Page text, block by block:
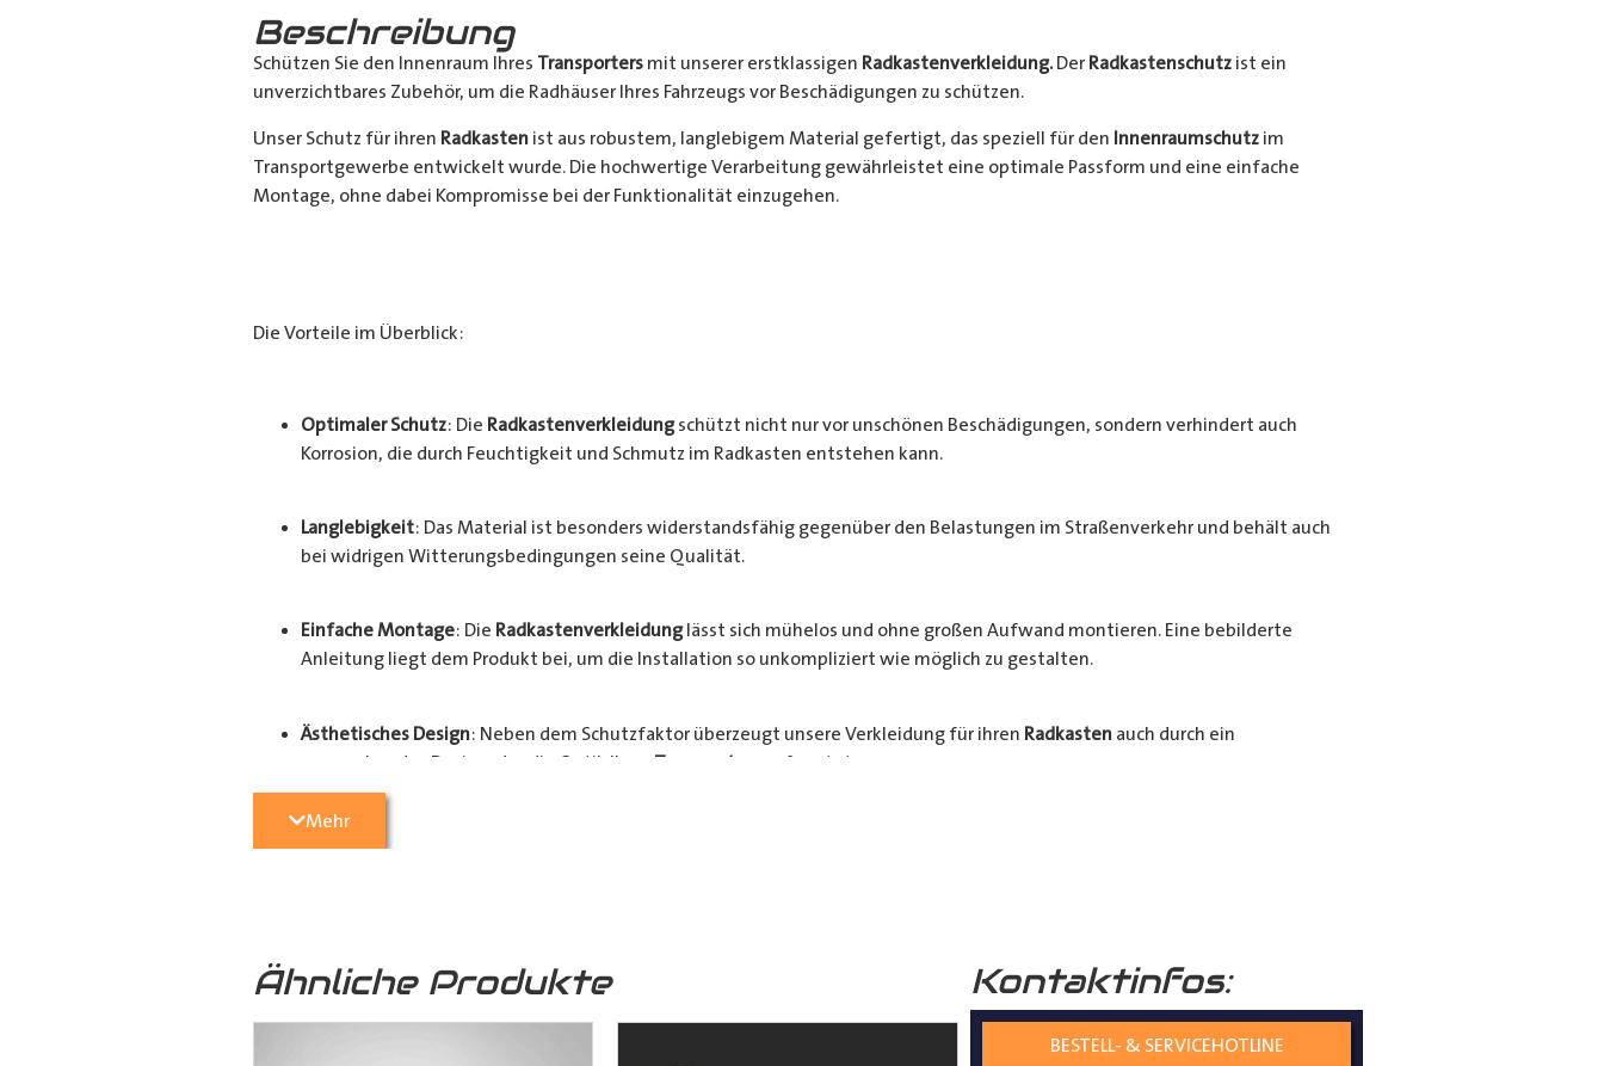
Beschreibung
Schützen Sie den Innenraum Ihres Transportersmit unserer erstklassigen Radkastenverkleidung.Der Radkastenschutzist ein
unverzichtbares Zubehör, um die Radhäuser Ihres Fahrzeugs vor Beschädigungen zu schützen.
Unser Schutz für ihren Radkastenist aus robustem, langlebigem Material gefertigt, das speziell für den Innenraumschutzim
Transportgewerbe entwickelt wurde. Die hochwertige Verarbeitung gewährleistet eine optimale Passform und eine einfache
Montage, ohne dabei Kompromisse bei der Funktionalität einzugehen.
Die Vorteile im Überblick:
Optimaler Schutz: Die Radkastenverkleidungschützt nicht nur vor unschönen Beschädigungen, sondern verhindert auch
Korrosion, die durch Feuchtigkeit und Schmutz im Radkasten entstehen kann.
Langlebigkeit: Das Material ist besonders widerstandsfähig gegenüber den Belastungen im Straßenverkehr und behält auch
bei widrigen Witterungsbedingungen seine Qualität.
Einfache Montage: Die Radkastenverkleidunglässt sich mühelos und ohne großen Aufwand montieren. Eine bebilderte
Anleitung liegt dem Produkt bei, um die Installation so unkompliziert wie möglich zu gestalten.
Ästhetisches Design: Neben dem Schutzfaktor überzeugt unsere Verkleidung für ihren Radkastenauch durch ein
ansprechendes Design, das die Optik Ihres Transporters aufwertet.
Mehr
Ähnliche Produkte Kontaktinfos:
BESTELL- & SERVICEHOTLINE